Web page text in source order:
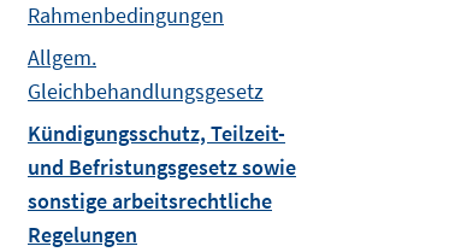
Rahmenbedingungen
Allgem.
Gleichbehandlungsgesetz
Kündigungsschutz, Teilzeit-
und Befristungsgesetz sowie
sonstige arbeitsrechtliche
Regelungen